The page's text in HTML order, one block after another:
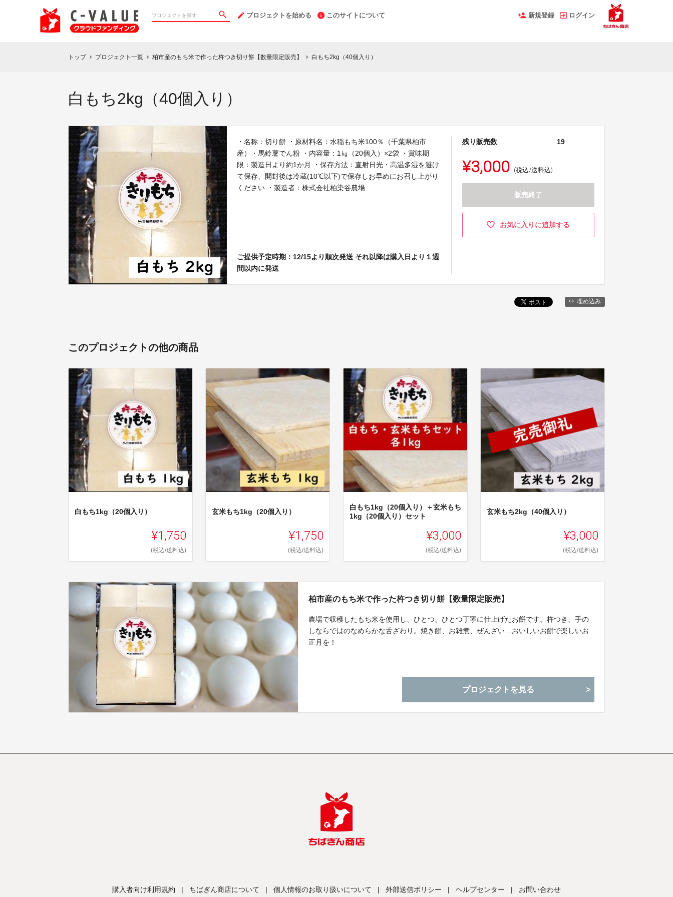
プロジェクトを始める このサイトについて 新規登録 ログイン
トップ chevron_right プロジェクト一覧 chevron_right 柏市産のもち米で作った杵つき切り餅【数量限定販売】 chevron_right 白もち2kg（40個入り）
白もち2kg（40個入り）
・名称：切り餅 ・原材料名：水稲もち米100％（千葉県柏市
産）・馬鈴薯でん粉 ・内容量：1㎏（20個入）×2袋 ・賞味期
限：製造日より約1か月 ・保存方法：直射日光・高温多湿を避け
て保存、開封後は冷蔵(10℃以下)で保存しお早めにお召し上がり
ください ・製造者：株式会社柏染谷農場
ご提供予定時期：12/15より順次発送 それ以降は購入日より１週
間以内に発送
残り販売数 19
¥3,000 (税込/送料込)
販売終了
お気に入りに追加する
埋め込み
このプロジェクトの他の商品
白もち1kg（20個入り）
¥1,750
(税込/送料込)
玄米もち1kg（20個入り）
¥1,750
(税込/送料込)
白もち1kg（20個入り）＋玄米もち
1kg（20個入り）セット
¥3,000
(税込/送料込)
玄米もち2kg（40個入り）
¥3,000
(税込/送料込)
柏市産のもち米で作った杵つき切り餅【数量限定販売】
農場で収穫したもち米を使用し、ひとつ、ひとつ丁寧に仕上げたお餅です。杵つき、手の
しならではのなめらかな舌ざわり。焼き餅、お雑煮、ぜんざい…おいしいお餅で楽しいお
正月を！
プロジェクトを見る
購入者向け利用規約 | ちばぎん商店について | 個人情報のお取り扱いについて | 外部送信ポリシー | ヘルプセンター | お問い合わせ